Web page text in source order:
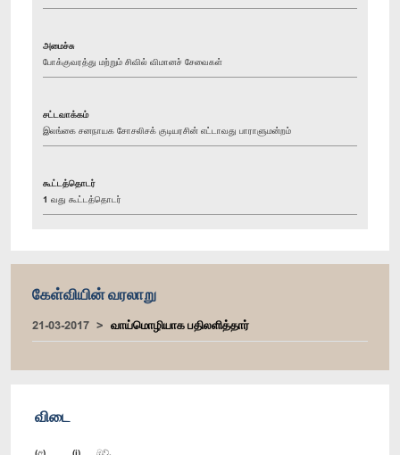
அமைச்சு
போக்குவரத்து மற்றும் சிவில் விமானச் சேவைகள்
சட்டவாக்கம்
இலங்கை சனநாயக சோசலிசக் குடியரசின் எட்டாவது பாராளுமன்றம்
கூட்டத்தொடர்
1 வது கூட்டத்தொடர்
கேள்வியின் வரலாறு
21-03-2017 வாய்மொழியாக பதிலளித்தார்
விடை
(අ) (i) ඔව්.